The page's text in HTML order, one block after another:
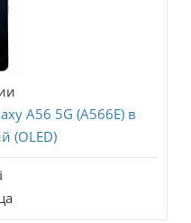
A56 5G (A566E) в
(OLED)